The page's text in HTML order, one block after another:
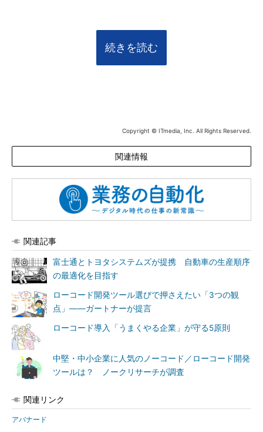
続きを読む
Copyright © ITmedia, Inc. All Rights Reserved.
関連情報
関連記事
富士通とトヨタシステムズが提携 自動車の生産順序
の最適化を目指す
ローコード開発ツール選びで押さえたい「3つの観
点」――ガートナーが提言
ローコード導入「うまくやる企業」が守る5原則
中堅・中小企業に人気のノーコード／ローコード開発
ツールは？ ノークリサーチが調査
関連リンク
アバナード